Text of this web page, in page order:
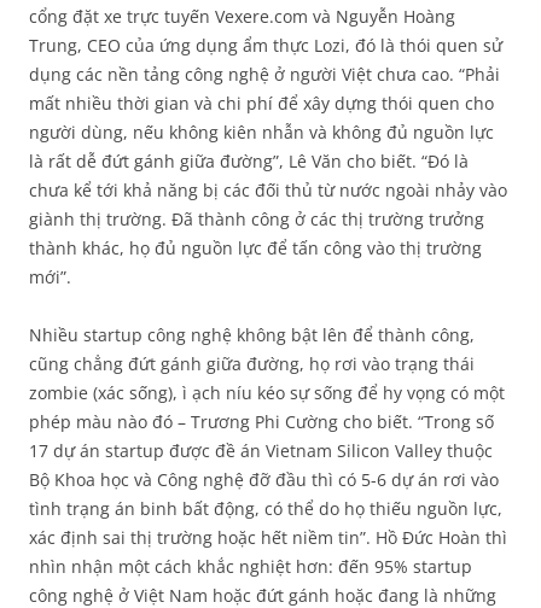
cổng đặt xe trực tuyến Vexere.com và Nguyễn Hoàng
Trung, CEO của ứng dụng ẩm thực Lozi, đó là thói quen sử
dụng các nền tảng công nghệ ở người Việt chưa cao. “Phải
mất nhiều thời gian và chi phí để xây dựng thói quen cho
người dùng, nếu không kiên nhẫn và không đủ nguồn lực
là rất dễ đứt gánh giữa đường”, Lê Văn cho biết. “Đó là
chưa kể tới khả năng bị các đối thủ từ nước ngoài nhảy vào
giành thị trường. Đã thành công ở các thị trường trưởng
thành khác, họ đủ nguồn lực để tấn công vào thị trường
mới”.
Nhiều startup công nghệ không bật lên để thành công,
cũng chẳng đứt gánh giữa đường, họ rơi vào trạng thái
zombie (xác sống), ì ạch níu kéo sự sống để hy vọng có một
phép màu nào đó – Trương Phi Cường cho biết. “Trong số
17 dự án startup được đề án Vietnam Silicon Valley thuộc
Bộ Khoa học và Công nghệ đỡ đầu thì có 5-6 dự án rơi vào
tình trạng án binh bất động, có thể do họ thiếu nguồn lực,
xác định sai thị trường hoặc hết niềm tin”. Hồ Đức Hoàn thì
nhìn nhận một cách khắc nghiệt hơn: đến 95% startup
công nghệ ở Việt Nam hoặc đứt gánh hoặc đang là những